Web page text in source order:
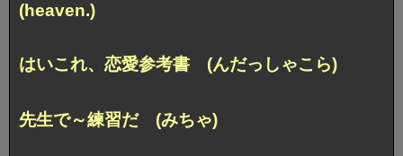
(heaven.)
はいこれ、恋愛参考書 (んだっしゃこら)
先生で～練習だ (みちゃ)